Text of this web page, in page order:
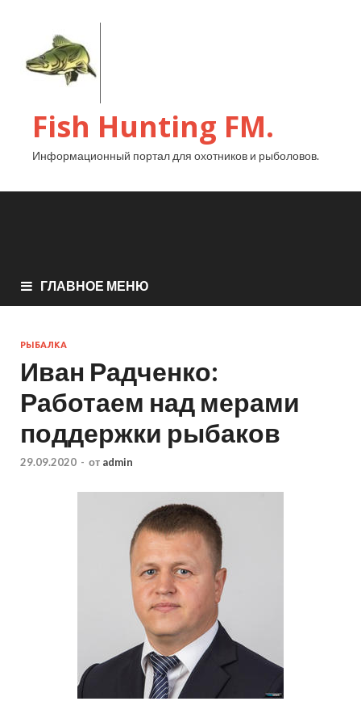
Fish Hunting FM.
Информационный портал для охотников и рыболовов.
ГЛАВНОЕ МЕНЮ
РЫБАЛКА
Иван Радченко:
Работаем над мерами
поддержки рыбаков
29.09.2020 - от admin